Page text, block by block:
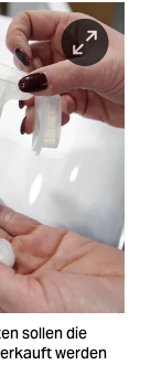
sollen die
werden